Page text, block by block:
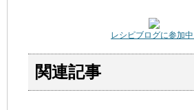
レシピブログに参加中
関連記事